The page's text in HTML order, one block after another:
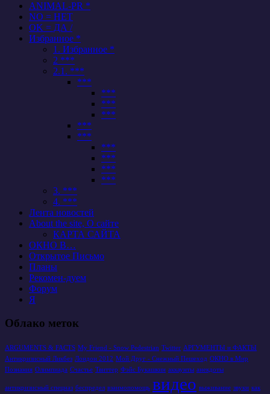
ANIMAL-PR *
NO = НЕТ
OK = ДА /
Избранное *
1. Избранное *
2 ***
2.1. ***
***
***
***
***
***
***
***
***
***
***
3. ***
4. ***
Лента новостей
About the site, О сайте
КАРТА САЙТА
ОКНО В…
Открытое Письмо
Планы
Рекомен-дуем
Форум
Я
Облако меток
ARGUMENTS & FACTS My Friend - Snow Pedestrian Twitter АРГУМЕНТЫ и ФАКТЫ
Антикризисный Ликбез Лондон 2012 Мой Друг - Снежный Пешеход ОКНО в Мир
Познания Олимпиада Счастье Твиттер Фэйс Букашкин аккаунты анекдоты
антикризисный спецназ беспредел взаимопомощь видео выживание звуки как